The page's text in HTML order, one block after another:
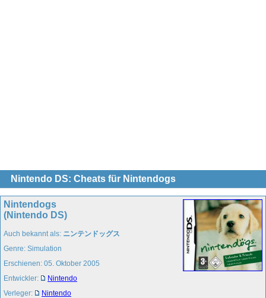
Nintendo DS: Cheats für Nintendogs
Nintendogs
(Nintendo DS)
Auch bekannt als: ニンテンドッグス
Genre: Simulation
Erschienen: 05. Oktober 2005
Entwickler:
Nintendo
Verleger:
Nintendo